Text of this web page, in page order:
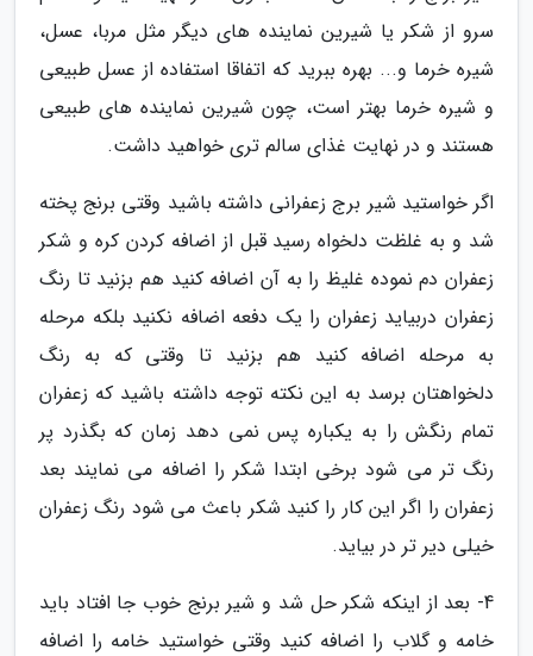
سرو از شکر یا شیرین نماینده های دیگر مثل مربا، عسل،
شیره خرما و... بهره ببرید که اتفاقا استفاده از عسل طبیعی
و شیره خرما بهتر است، چون شیرین نماینده های طبیعی
هستند و در نهایت غذای سالم تری خواهید داشت.
اگر خواستید شیر برج زعفرانی داشته باشید وقتی برنج پخته
شد و به غلظت دلخواه رسید قبل از اضافه کردن کره و شکر
زعفران دم نموده غلیظ را به آن اضافه کنید هم بزنید تا رنگ
زعفران دربیاید زعفران را یک دفعه اضافه نکنید بلکه مرحله
به مرحله اضافه کنید هم بزنید تا وقتی که به رنگ
دلخواهتان برسد به این نکته توجه داشته باشید که زعفران
تمام رنگش را به یکباره پس نمی دهد زمان که بگذرد پر
رنگ تر می شود برخی ابتدا شکر را اضافه می نمایند بعد
زعفران را اگر این کار را کنید شکر باعث می شود رنگ زعفران
خیلی دیر تر در بیاید.
4- بعد از اینکه شکر حل شد و شیر برنج خوب جا افتاد باید
خامه و گلاب را اضافه کنید وقتی خواستید خامه را اضافه